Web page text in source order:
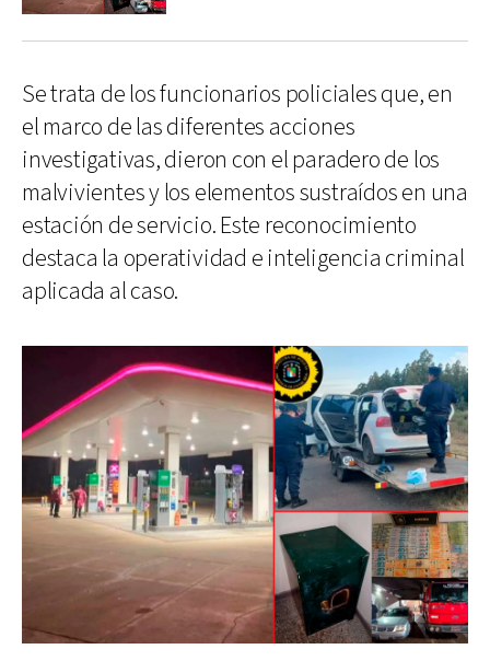
Se trata de los funcionarios policiales que, en
el marco de las diferentes acciones
investigativas, dieron con el paradero de los
malvivientes y los elementos sustraídos en una
estación de servicio. Este reconocimiento
destaca la operatividad e inteligencia criminal
aplicada al caso.